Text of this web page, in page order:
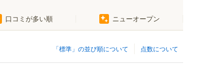
口コミが多い順 ニューオープン
点数について
「標準」の並び順について